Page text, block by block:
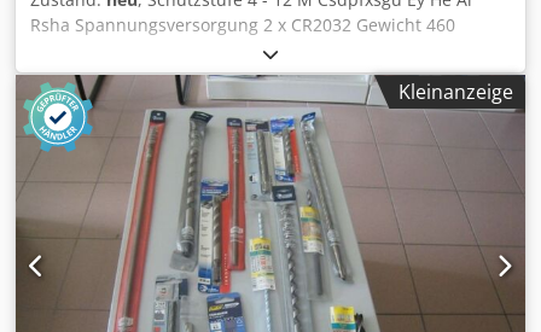
Rsha Spannungsversorgung 2 x CR2032 Gewicht 460
Gramm Abmessungen 250 x 270 x 230 mm
Kleinanzeige